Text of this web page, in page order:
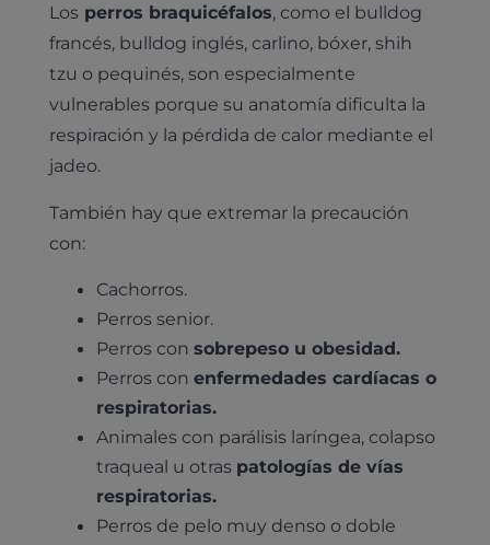
Losperros braquicéfalos, como el bulldog
francés, bulldog inglés, carlino, bóxer, shih
tzu o pequinés, son especialmente
vulnerables porque su anatomía dificulta la
respiración y la pérdida de calor mediante el
jadeo.
También hay que extremar la precaución
con:
Cachorros.
Perros senior.
Perros consobrepeso u obesidad.
Perros conenfermedades cardíacas o
respiratorias.
Animales con parálisis laríngea, colapso
traqueal u otras patologías de vías
respiratorias.
Perros de pelo muy denso o doble